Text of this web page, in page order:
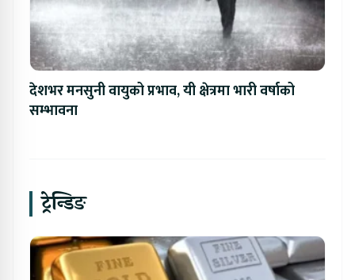
देशभर मनसुनी वायुको प्रभाव, यी क्षेत्रमा भारी वर्षाको
सम्भावना
ट्रेन्डिङ